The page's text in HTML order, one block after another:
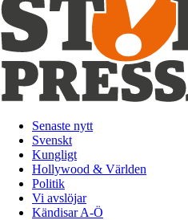
Senaste nytt
Svenskt
Kungligt
Hollywood & Världen
Politik
Vi avslöjar
Kändisar A-Ö